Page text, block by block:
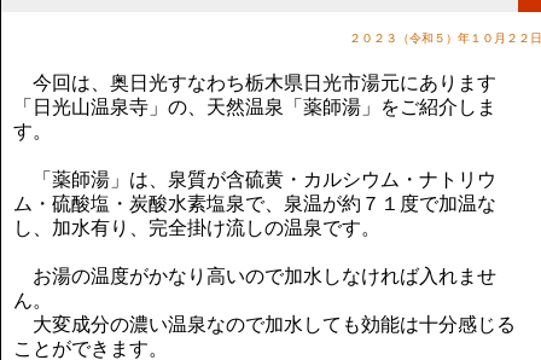
２０２３（令和５）年１０月２２日
今回は、奥日光すなわち栃木県日光市湯元にあります
「日光山温泉寺」の、天然温泉「薬師湯」をご紹介しま
す。
「薬師湯」は、泉質が含硫黄・カルシウム・ナトリウ
ム・硫酸塩・炭酸水素塩泉で、泉温が約７１度で加温な
し、加水有り、完全掛け流しの温泉です。
お湯の温度がかなり高いので加水しなければ入れませ
ん。
大変成分の濃い温泉なので加水しても効能は十分感じる
ことができます。